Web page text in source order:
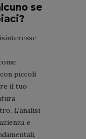
se
piccoli
il tuo
L'analisi
e